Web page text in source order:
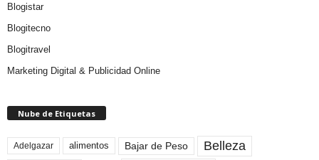
Blogistar
Blogitecno
Blogitravel
Marketing Digital & Publicidad Online
Nube de Etiquetas
Adelgazar alimentos Bajar de Peso Belleza